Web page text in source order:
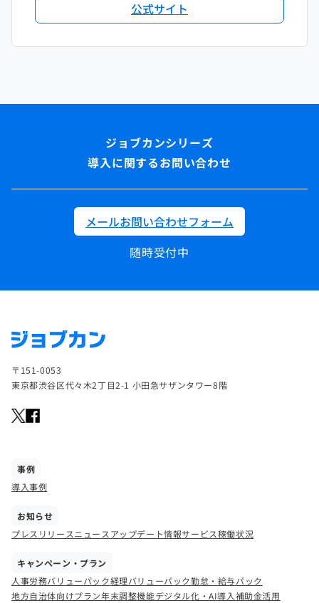
公式サイト
導入に関するお問い合わせ
メールお問い合わせフォーム
随時受付中
〒151-0053
東京都渋谷区代々木2丁目2-1 小田急サザンタワー8階
事例
導入事例
お知らせ
プレスリリースニュース アップデート情報サービス稼働状況
キャンペーン・プラン
人事労務バリューパック経理バリューパック勤怠・給与パック
地方自治体向けプラン年末調整機能デジタル化・AI導入補助金活用